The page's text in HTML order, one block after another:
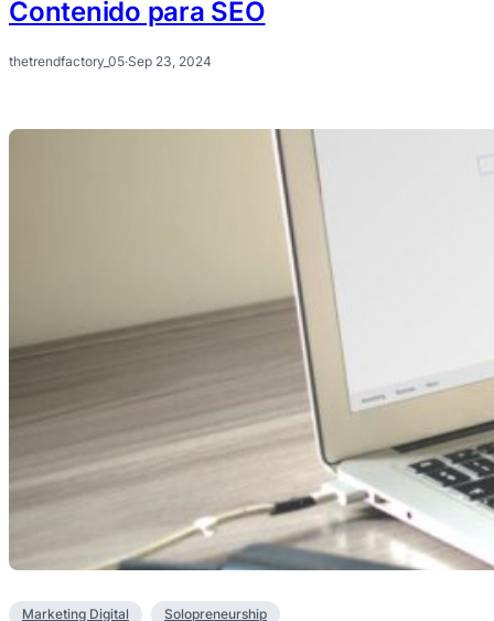
Contenido para SEO
thetrendfactory_05·Sep 23, 2024
Marketing Digital Solopreneurship